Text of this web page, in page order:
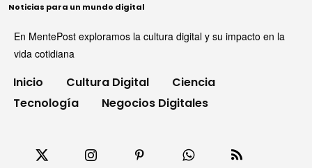
Noticias para un mundo digital
En MentePost exploramos la cultura digital y su impacto en la
vida cotidiana
Inicio Cultura Digital
Ciencia
Tecnología
Negocios Digitales